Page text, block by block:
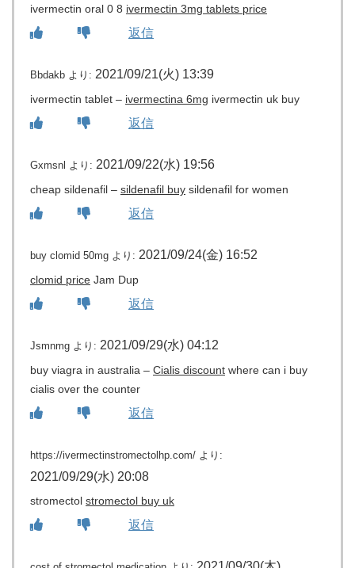
ivermectin oral 0 8 ivermectin 3mg tablets price
返信
Bbdakb より: 2021/09/21(火) 13:39
ivermectin tablet – ivermectina 6mg ivermectin uk buy
返信
Gxmsnl より: 2021/09/22(水) 19:56
cheap sildenafil – sildenafil buy sildenafil for women
返信
buy clomid 50mg より: 2021/09/24(金) 16:52
clomid price Jam Dup
返信
Jsmnmg より: 2021/09/29(水) 04:12
buy viagra in australia – Cialis discount where can i buy
cialis over the counter
返信
https://ivermectinstromectolhp.com/ より:
2021/09/29(水) 20:08
stromectol stromectol buy uk
返信